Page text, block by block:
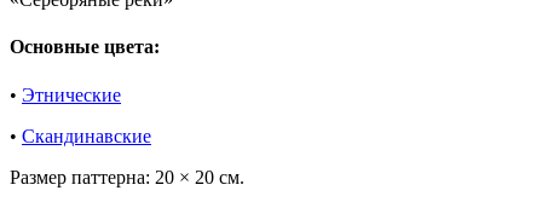
Основные цвета:
• Этнические
• Скандинавские
Размер паттерна: 20 × 20 см.